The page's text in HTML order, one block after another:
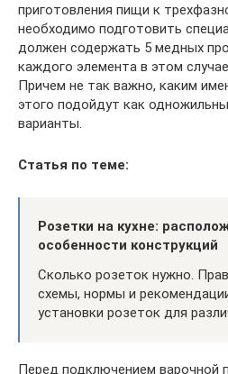
приготовления пищи к
необходимо подготовить
должен содержать 5 медных
каждого элемента в этом
Причем не так важно, каким
этого подойдут как
варианты.
Статья по теме:
Розетки на кухне:
особенности конструкций
Сколько розеток нужно.
схемы, нормы и
установки розеток для
Перед подключением варочной